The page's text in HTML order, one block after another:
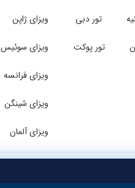
تور دبی
تور پوکت
ویزای ژاپن
ویزای سوئیس
ویزای فرانسه
ویزای شینگن
ویزای آلمان